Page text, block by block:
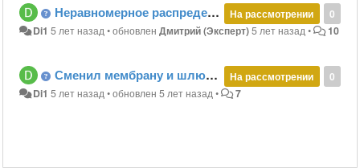
0
На рассмотрении
Неравномерное распределение времени ношения
Di1 5 лет назад•обновленДмитрий (Эксперт)5 лет назад• 10
0
На рассмотрении
Сменил мембрану и шлюзный затвор на новые - головка стала выскальзывать
Di1 5 лет назад•обновлен5 лет назад• 7